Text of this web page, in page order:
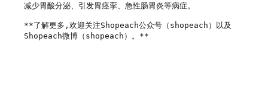
减少胃酸分泌、引发胃痉挛、急性肠胃炎等病症。
**了解更多,欢迎关注Shopeach公众号（shopeach）以及
Shopeach微博（shopeach）。**